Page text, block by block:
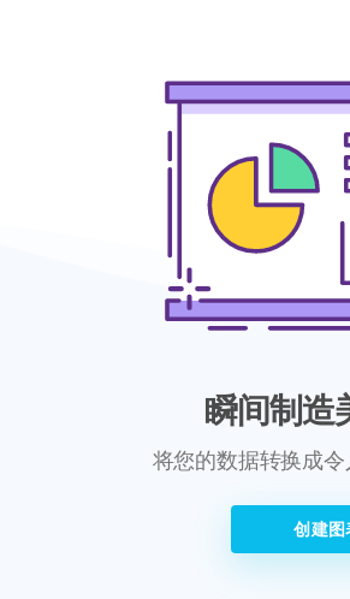
瞬间制造
将您的数据转换成
创建图